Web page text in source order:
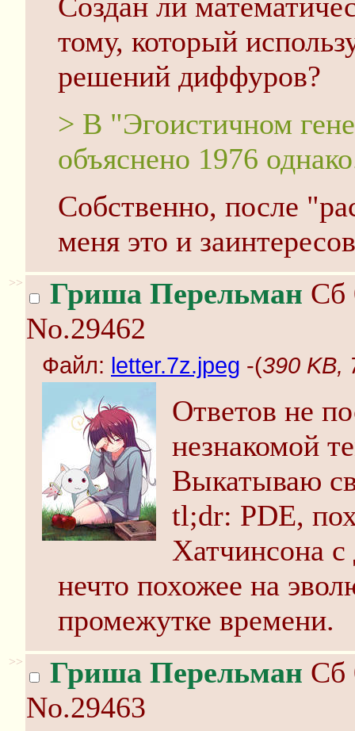
тому, который
решений диффуров?
> В "Эгоистичном
объяснено 1976
Собственно, после
меня это и
>> Гриша Перельман Сб
No.29462
Файл: letter.7z.jpeg -(390 KB,
Ответов не
незнакомой
Выкатываю
tl;dr: PDE,
Хатчинсона
нечто похожее на
промежутке времени.
>> Гриша Перельман Сб
No.29463